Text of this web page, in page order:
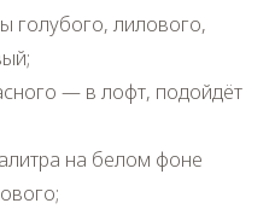
голубого, лилового,
— в лофт, подойдёт
на белом фоне